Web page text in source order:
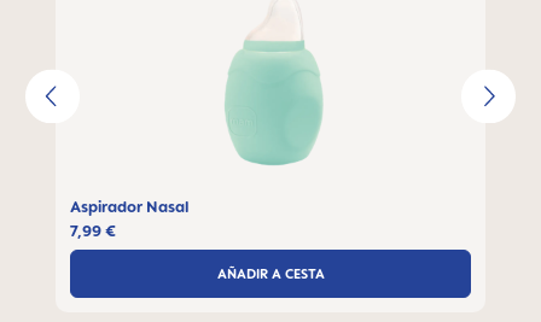
Aspirador Nasal
7,99 €
AÑADIR A CESTA